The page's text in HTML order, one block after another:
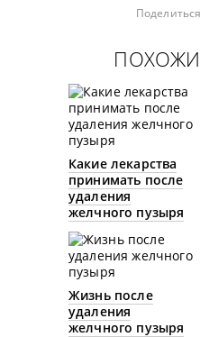
Какие лекарства
принимать после
удаления
желчного пузыря
Жизнь после
удаления
желчного пузыря